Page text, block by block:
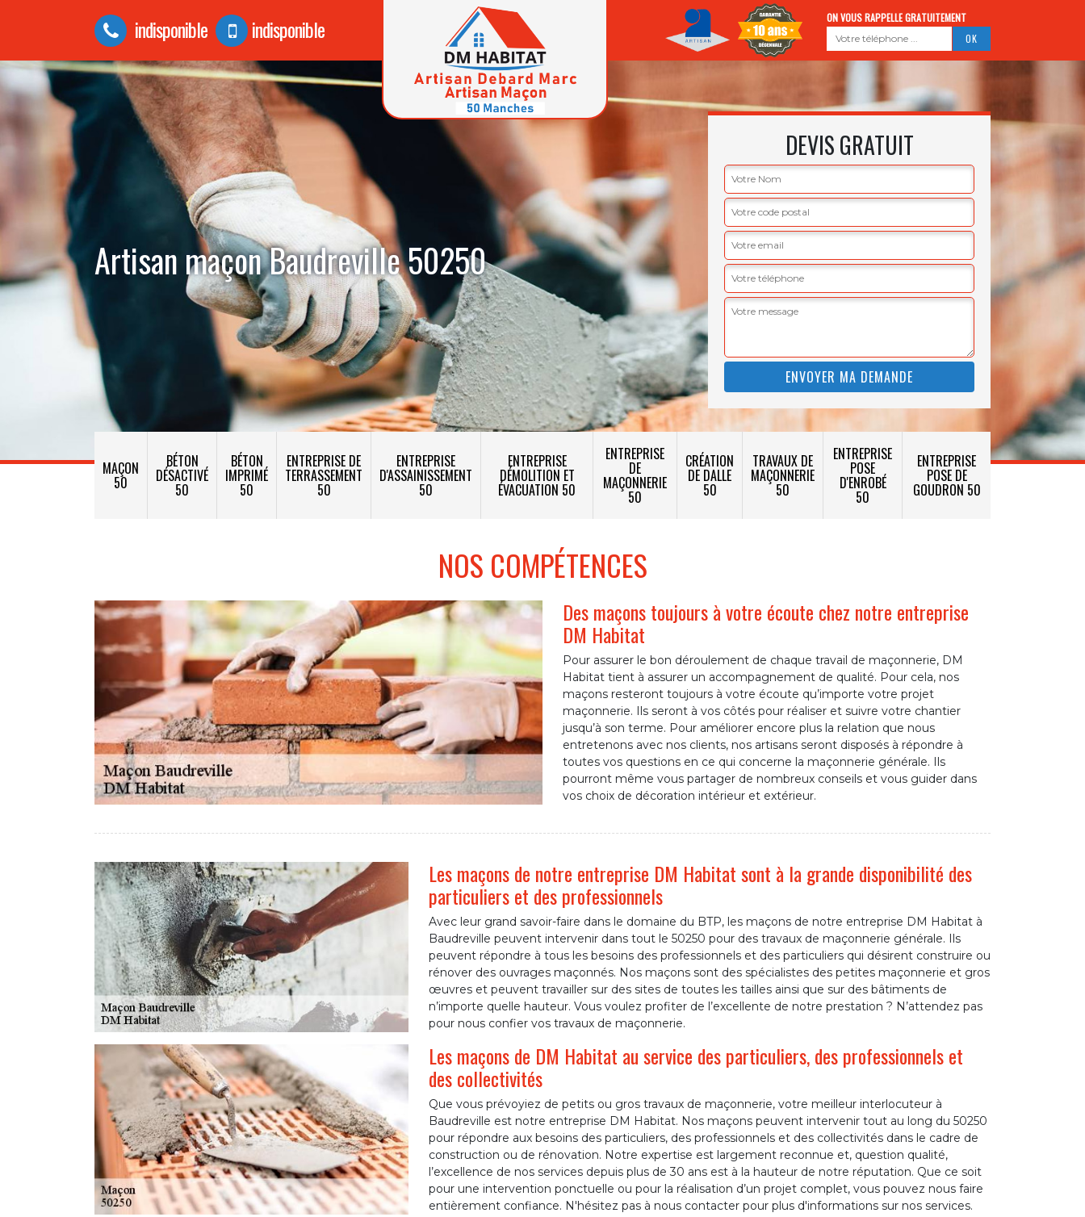
indisponible indisponible ON VOUS RAPPELLE GRATUITEMENT
Artisan maçon Baudreville 50250
DEVIS GRATUIT
MAÇON
50
BÉTON
DÉSACTIVÉ
50
BÉTON
IMPRIMÉ
50
ENTREPRISE DE
TERRASSEMENT
50
ENTREPRISE
D'ASSAINISSEMENT
50
ENTREPRISE
DÉMOLITION ET
ÉVACUATION 50
ENTREPRISE
DE
MAÇONNERIE
50
CRÉATION
DE DALLE
50
TRAVAUX DE
MAÇONNERIE
50
ENTREPRISE
POSE
D'ENROBÉ
50
ENTREPRISE
POSE DE
GOUDRON 50
NOS COMPÉTENCES
Des maçons toujours à votre écoute chez notre entreprise
DM Habitat
Pour assurer le bon déroulement de chaque travail de maçonnerie, DM
Habitat tient à assurer un accompagnement de qualité. Pour cela, nos
maçons resteront toujours à votre écoute qu’importe votre projet
maçonnerie. Ils seront à vos côtés pour réaliser et suivre votre chantier
jusqu’à son terme. Pour améliorer encore plus la relation que nous
entretenons avec nos clients, nos artisans seront disposés à répondre à
toutes vos questions en ce qui concerne la maçonnerie générale. Ils
pourront même vous partager de nombreux conseils et vous guider dans
vos choix de décoration intérieur et extérieur.
Les maçons de notre entreprise DM Habitat sont à la grande disponibilité des
particuliers et des professionnels
Avec leur grand savoir-faire dans le domaine du BTP, les maçons de notre entreprise DM Habitat à
Baudreville peuvent intervenir dans tout le 50250 pour des travaux de maçonnerie générale. Ils
peuvent répondre à tous les besoins des professionnels et des particuliers qui désirent construire ou
rénover des ouvrages maçonnés. Nos maçons sont des spécialistes des petites maçonnerie et gros
œuvres et peuvent travailler sur des sites de toutes les tailles ainsi que sur des bâtiments de
n’importe quelle hauteur. Vous voulez profiter de l’excellente de notre prestation ? N’attendez pas
pour nous confier vos travaux de maçonnerie.
Les maçons de DM Habitat au service des particuliers, des professionnels et
des collectivités
Que vous prévoyiez de petits ou gros travaux de maçonnerie, votre meilleur interlocuteur à
Baudreville est notre entreprise DM Habitat. Nos maçons peuvent intervenir tout au long du 50250
pour répondre aux besoins des particuliers, des professionnels et des collectivités dans le cadre de
construction ou de rénovation. Notre expertise est largement reconnue et, question qualité,
l’excellence de nos services depuis plus de 30 ans est à la hauteur de notre réputation. Que ce soit
pour une intervention ponctuelle ou pour la réalisation d’un projet complet, vous pouvez nous faire
entièrement confiance. N'hésitez pas à nous contacter pour plus d'informations sur nos services.